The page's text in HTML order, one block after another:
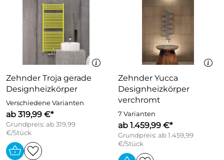
Zehnder Troja gerade
Designheizkörper
Verschiedene Varianten
ab 319,99 €*
Grundpreis: ab 319,99
€/Stück
Zehnder Yucca
Designheizkörper
verchromt
7 Varianten
ab 1.459,99 €*
Grundpreis: ab 1.459,99
€/Stück